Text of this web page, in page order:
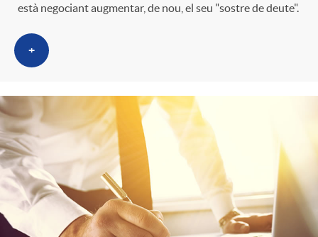
està negociant augmentar, de nou, el seu "sostre de deute".
+